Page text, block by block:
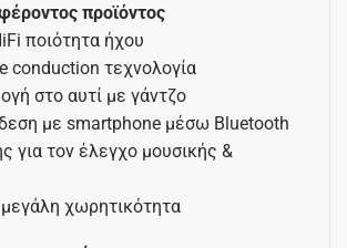
προϊόντος
ποιότητα ήχου
conduction τεχνολογία
στο αυτί με γάντζο
με smartphone μέσω Bluetooth
για τον έλεγχο μουσικής &
χωρητικότητα